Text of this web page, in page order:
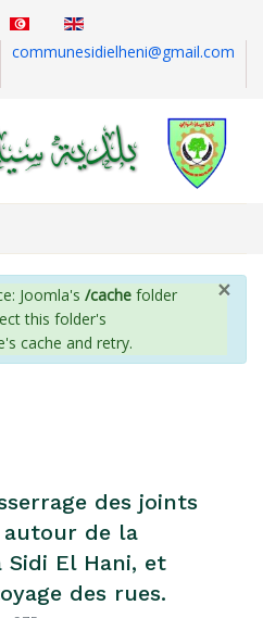
communesidielheni@gmail.com
×
Joomla's /cachefolder
this folder's
cache and retry.
des joints
de la
Sidi El Hani, et
des rues.